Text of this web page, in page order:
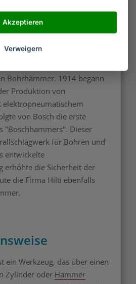
Helfer. Vorreiter für
Bohrhämmer. 1914 begann
Produktion von
von Bosch die erste
"Boschhammers". Dieser
für Bohren und
entwickelte
erhöhte die Sicherheit der
die Firma Hilti ebenfalls
ein Werkzeug, das über einen
Zylinder oder Hammer
Akzeptieren
Verweigern